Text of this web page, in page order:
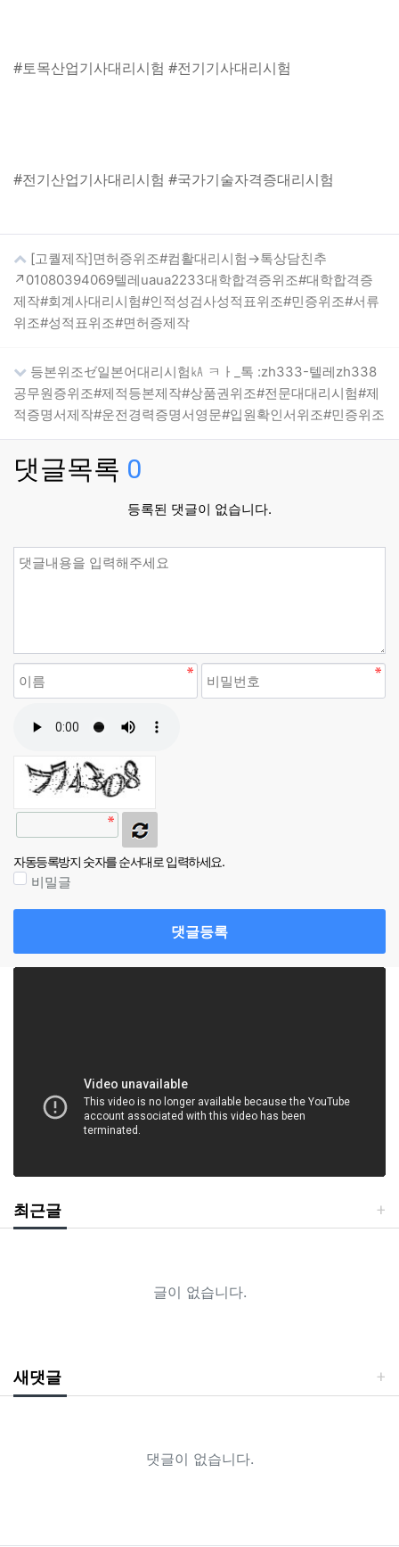
#토목산업기사대리시험 #전기기사대리시험
#전기산업기사대리시험 #국가기술자격증대리시험
[고퀄제작]면허증위조#컴활대리시험→톡상담친추
↗01080394069텔레uaua2233대학합격증위조#대학합격증
제작#회계사대리시험#인적성검사성적표위조#민증위조#서류
위조#성적표위조#면허증제작
등본위조ゼ일본어대리시험㎄ ㅋㅏ_톡 :zh333-텔레zh338
공무원증위조#제적등본제작#상품권위조#전문대대리시험#제
적증명서제작#운전경력증명서영문#입원확인서위조#민증위조
댓글목록 0
등록된 댓글이 없습니다.
자동등록방지 숫자를 순서대로 입력하세요.
비밀글
댓글등록
최근글
글이 없습니다.
새댓글
댓글이 없습니다.